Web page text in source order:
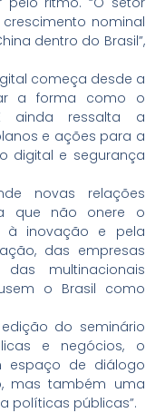
crescimento nominal
dentro do Brasil”,
começa desde a
a forma como o
ainda ressalta a
e ações para a
digital e segurança
novas relações
que não onere o
à inovação e pela
das empresas
multinacionais
o Brasil como
do seminário
e negócios, o
espaço de diálogo
mas também uma
políticas públicas”.